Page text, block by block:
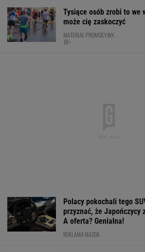
Tysiące osób zrobi to we
może cię zaskoczyć
MATERIAŁ PROMOCYJNY,
18+
Polacy pokochali tego
przyznać, że Japończycy
A oferta? Genialna!
REKLAMA MAZDA